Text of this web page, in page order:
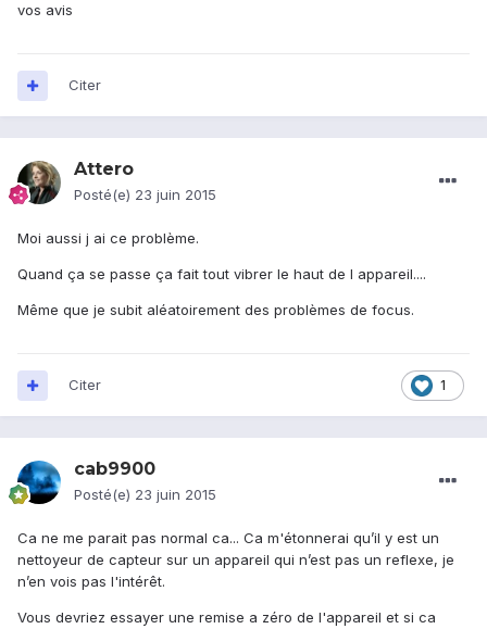
vos avis
Citer
Attero
Posté(e) 23 juin 2015
Moi aussi j ai ce problème.
Quand ça se passe ça fait tout vibrer le haut de l appareil....
Même que je subit aléatoirement des problèmes de focus.
1
Citer
cab9900
Posté(e) 23 juin 2015
Ca ne me parait pas normal ca... Ca m'étonnerai qu’il y est un
nettoyeur de capteur sur un appareil qui n’est pas un reflexe, je
n’en vois pas l'intérêt.
Vous devriez essayer une remise a zéro de l'appareil et si ca